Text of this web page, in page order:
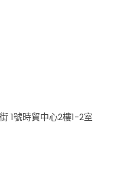
1號時貿中心2樓1-2室